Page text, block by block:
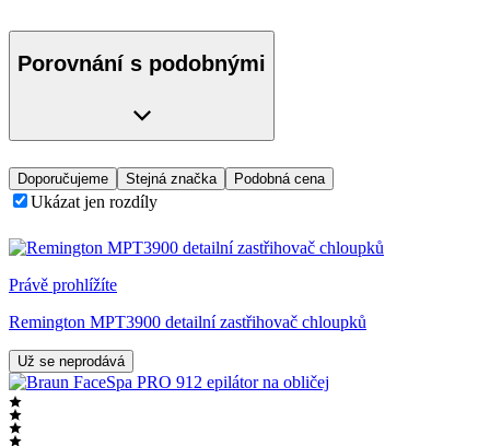
Porovnání s podobnými
Doporučujeme Stejná značka Podobná cena
Ukázat jen rozdíly
Právě prohlížíte
Remington MPT3900 detailní zastřihovač chloupků
Už se neprodává